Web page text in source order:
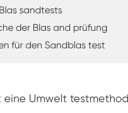
sandtests
der Blas and prüfung
für den Sandblas test
eine Umwelt